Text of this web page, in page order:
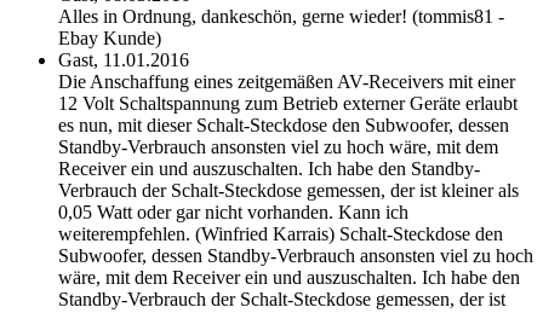
Alles in Ordnung, dankeschön, gerne wieder! (tommis81 -
Ebay Kunde)
Gast, 11.01.2016
Die Anschaffung eines zeitgemäßen AV-Receivers mit einer
12 Volt Schaltspannung zum Betrieb externer Geräte erlaubt
es nun, mit dieser Schalt-Steckdose den Subwoofer, dessen
Standby-Verbrauch ansonsten viel zu hoch wäre, mit dem
Receiver ein und auszuschalten. Ich habe den Standby-
Verbrauch der Schalt-Steckdose gemessen, der ist kleiner als
0,05 Watt oder gar nicht vorhanden. Kann ich
weiterempfehlen. (Winfried Karrais) Schalt-Steckdose den
Subwoofer, dessen Standby-Verbrauch ansonsten viel zu hoch
wäre, mit dem Receiver ein und auszuschalten. Ich habe den
Standby-Verbrauch der Schalt-Steckdose gemessen, der ist